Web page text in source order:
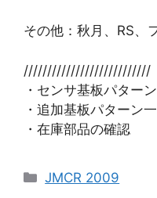
その他：秋月、RS、
///////////////////////////
・センサ基板パター
・追加基板パターン
・在庫部品の確認
カ
JMCR 2009